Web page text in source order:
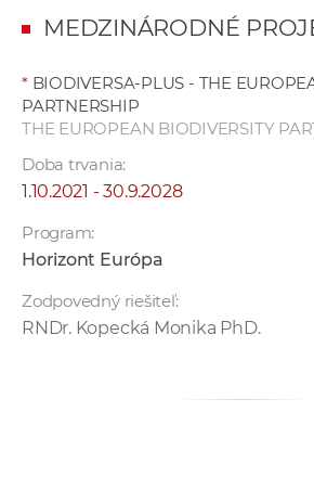
MEDZINÁRODNÉ
*BIODIVERSA-PLUS - THE
PARTNERSHIP
THE EUROPEAN BIODIVERSITY
Doba trvania:
1.10.2021 - 30.9.2028
Program:
Horizont Európa
Zodpovedný riešiteľ:
RNDr. Kopecká Monika PhD.